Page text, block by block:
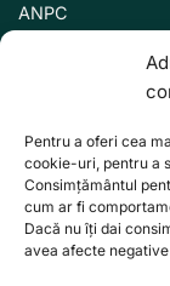
Pentru a oferi cea
cookie-uri, pentru a
Consimțământul
cum ar fi
Dacă nu îți dai
avea afecte
ANPC